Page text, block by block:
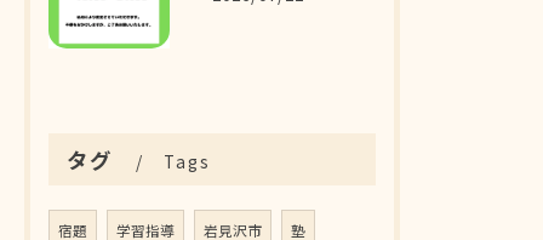
タグ Tags
宿題 学習指導 岩見沢市 塾